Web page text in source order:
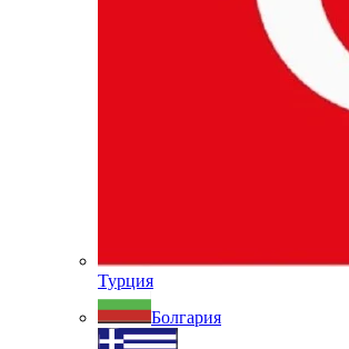
Турция
Болгария